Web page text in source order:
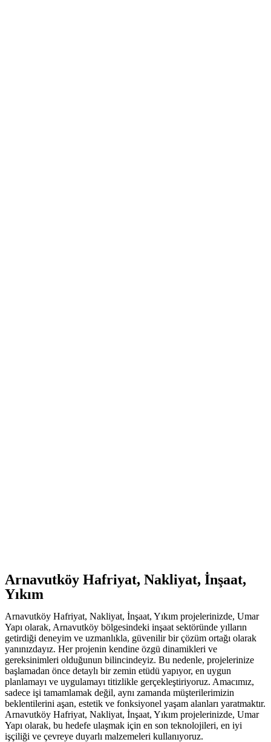
Arnavutköy Hafriyat, Nakliyat, İnşaat,
Yıkım
Arnavutköy Hafriyat, Nakliyat, İnşaat, Yıkım projelerinizde, Umar
Yapı olarak, Arnavutköy bölgesindeki inşaat sektöründe yılların
getirdiği deneyim ve uzmanlıkla, güvenilir bir çözüm ortağı olarak
yanınızdayız. Her projenin kendine özgü dinamikleri ve
gereksinimleri olduğunun bilincindeyiz. Bu nedenle, projelerinize
başlamadan önce detaylı bir zemin etüdü yapıyor, en uygun
planlamayı ve uygulamayı titizlikle gerçekleştiriyoruz. Amacımız,
sadece işi tamamlamak değil, aynı zamanda müşterilerimizin
beklentilerini aşan, estetik ve fonksiyonel yaşam alanları yaratmaktır.
Arnavutköy Hafriyat, Nakliyat, İnşaat, Yıkım projelerinizde, Umar
Yapı olarak, bu hedefe ulaşmak için en son teknolojileri, en iyi
işçiliği ve çevreye duyarlı malzemeleri kullanıyoruz.